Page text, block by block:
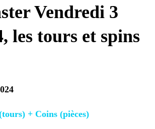
Vendredi 3
les tours et spins
+ Coins (pièces)